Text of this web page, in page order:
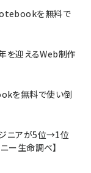
を無料で
を迎えるWeb制作
を無料で使い倒
ニアが5位→1位
ー生命調べ】